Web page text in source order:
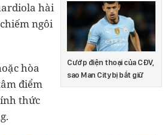
Cướp điện thoại của CĐV,
sao Man City bị bắt giữ
hài
ngôi
hòa
điểm
thức